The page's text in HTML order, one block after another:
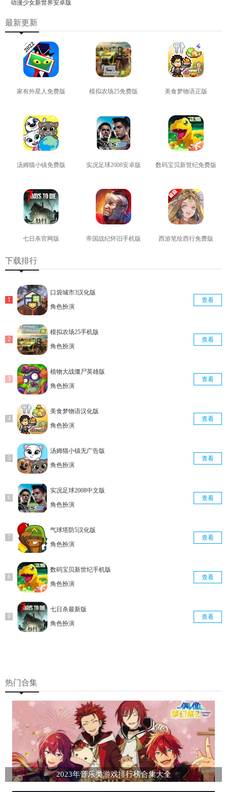
动漫少女新世界安卓版
最新更新
家有外星人免费版 模拟农场25免费版 美食梦物语正版
汤姆猫小镇免费版 实况足球2008安卓版 数码宝贝新世纪免费版
七日杀官网版 帝国战纪怀旧手机版 西游笔绘西行免费版
下载排行
口袋城市3汉化版
角色扮演
查看
模拟农场25手机版
角色扮演
查看
植物大战僵尸英雄版
角色扮演
查看
美食梦物语汉化版
角色扮演
查看
汤姆猫小镇无广告版
角色扮演
查看
实况足球2008中文版
角色扮演
查看
气球塔防5汉化版
角色扮演
查看
数码宝贝新世纪手机版
角色扮演
查看
七日杀最新版
角色扮演
查看
热门合集
2023年音乐类游戏排行榜合集大全